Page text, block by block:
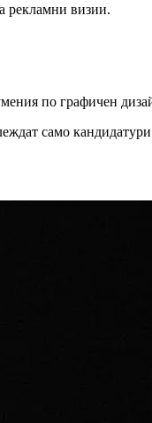
рекламни визии.
по графичен
само кандидатури